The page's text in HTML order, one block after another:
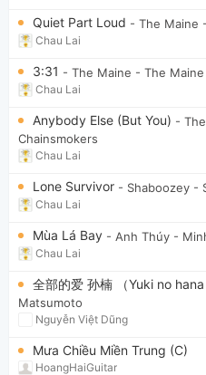
Quiet Part Loud - The Maine
Chau Lai
3:31 - The Maine - The Maine
Chau Lai
Anybody Else (But You) -
Chainsmokers
Chau Lai
Lone Survivor - Shaboozey -
Chau Lai
Mùa Lá Bay - Anh Thúy -
Chau Lai
全部的爱 孙楠 （Yuki no hana
Matsumoto
Nguyễn Việt Dũng
Mưa Chiều Miền Trung (C)
HoangHaiGuitar